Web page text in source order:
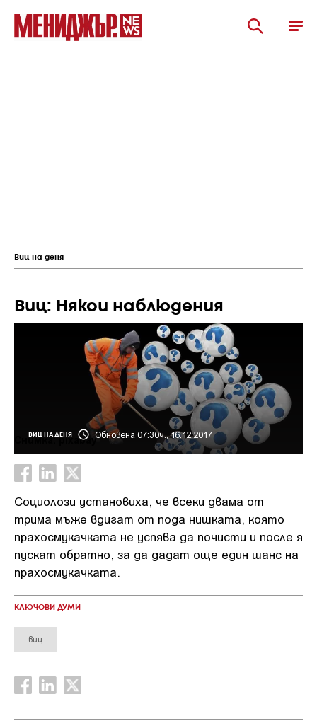
Виц на деня
Виц: Някои наблюдения
ВИЦ НА ДЕНЯ Обновена 07:30ч., 16.12.2017
Снимка: pixabay
Социолози установиха, че всеки двама от
трима мъже вдигат от пода нишката, която
прахосмукачката не успява да почисти и после я
пускат обратно, за да дадат още един шанс на
прахосмукачката.
КЛЮЧОВИ ДУМИ
виц